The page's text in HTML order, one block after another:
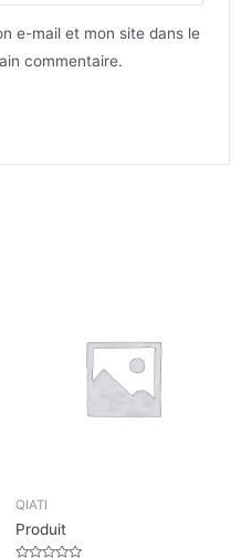
e-mail et mon site dans le
commentaire.
QIATI
Produit